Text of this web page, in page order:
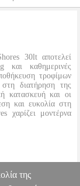
30lt αποτελεί
και καθημερινές
τροφίμων
διατήρηση της
κατασκευή και οι
και ευκολία στη
χαρίζει μοντέρνα
της